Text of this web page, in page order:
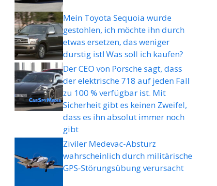
Mein Toyota Sequoia wurde
gestohlen, ich möchte ihn durch
etwas ersetzen, das weniger
durstig ist! Was soll ich kaufen?
Der CEO von Porsche sagt, dass
der elektrische 718 auf jeden Fall
zu 100 % verfügbar ist. Mit
Sicherheit gibt es keinen Zweifel,
dass es ihn absolut immer noch
gibt
Ziviler Medevac-Absturz
wahrscheinlich durch militärische
GPS-Störungsübung verursacht